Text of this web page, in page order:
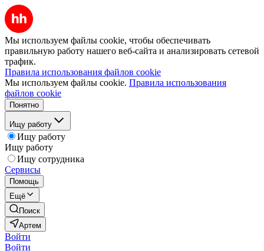
Мы используем файлы cookie, чтобы обеспечивать
правильную работу нашего веб-сайта и анализировать сетевой
трафик.
Правила использования файлов cookie
Мы используем файлы cookie. Правила использования
файлов cookie
Понятно
Ищу работу
Ищу работу
Ищу работу
Ищу сотрудника
Сервисы
Помощь
Ещё
Поиск
Артем
Войти
Войти